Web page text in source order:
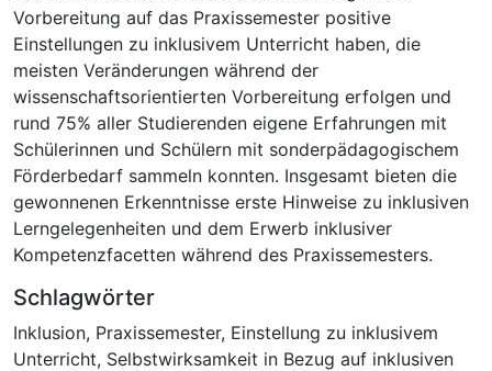
Vorbereitung auf das Praxissemester positive
Einstellungen zu inklusivem Unterricht haben, die
meisten Veränderungen während der
wissenschaftsorientierten Vorbereitung erfolgen und
rund 75% aller Studierenden eigene Erfahrungen mit
Schülerinnen und Schülern mit sonderpädagogischem
Förderbedarf sammeln konnten. Insgesamt bieten die
gewonnenen Erkenntnisse erste Hinweise zu inklusiven
Lerngelegenheiten und dem Erwerb inklusiver
Kompetenzfacetten während des Praxissemesters.
Schlagwörter
Inklusion, Praxissemester, Einstellung zu inklusivem
Unterricht, Selbstwirksamkeit in Bezug auf inklusiven